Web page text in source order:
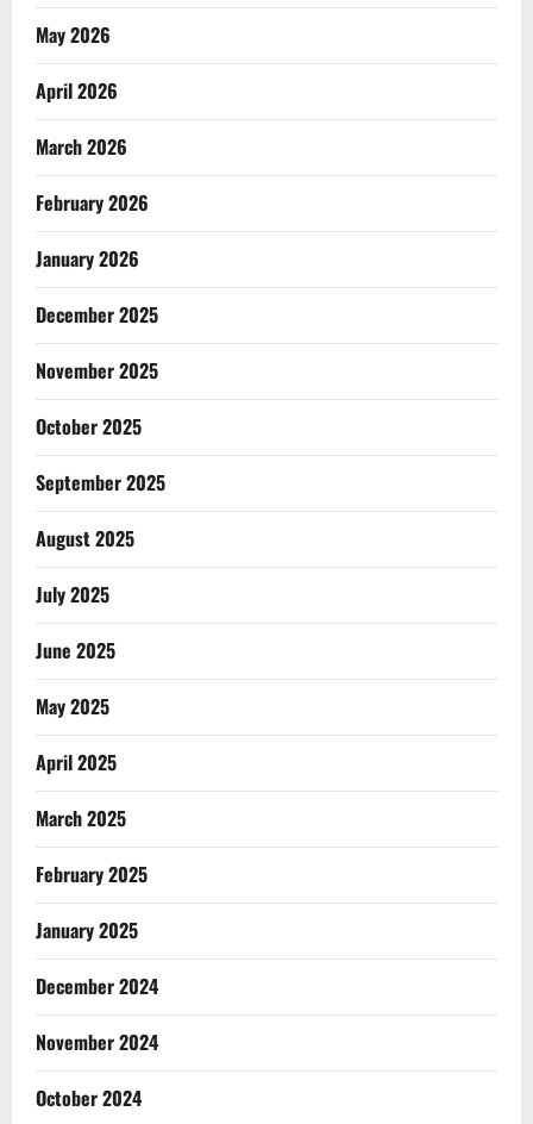
May 2026
April 2026
March 2026
February 2026
January 2026
December 2025
November 2025
October 2025
September 2025
August 2025
July 2025
June 2025
May 2025
April 2025
March 2025
February 2025
January 2025
December 2024
November 2024
October 2024